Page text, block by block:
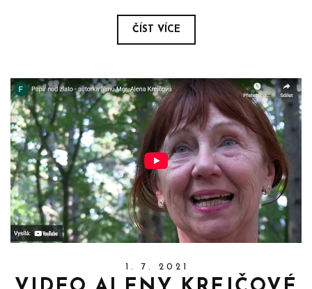
ČÍST VÍCE
1. 7. 2021